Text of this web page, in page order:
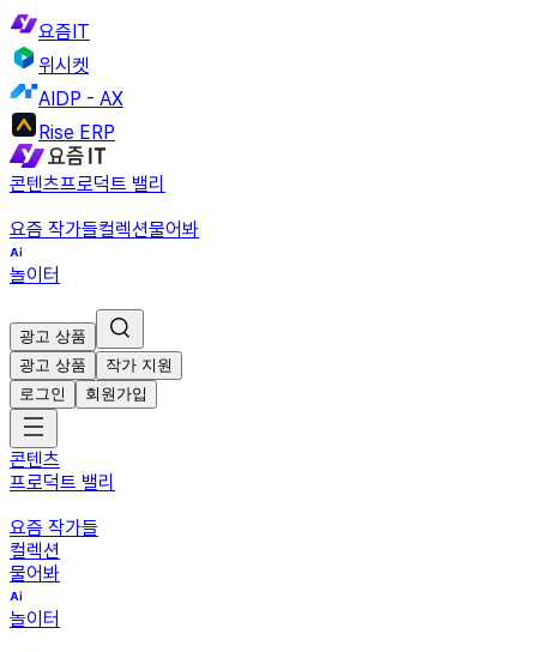
요즘IT
위시켓
AIDP - AX
Rise ERP
콘텐츠프로덕트 밸리
요즘 작가들컬렉션물어봐
놀이터
광고 상품
광고 상품
작가 지원
로그인
회원가입
콘텐츠
프로덕트 밸리
요즘 작가들
컬렉션
물어봐
놀이터